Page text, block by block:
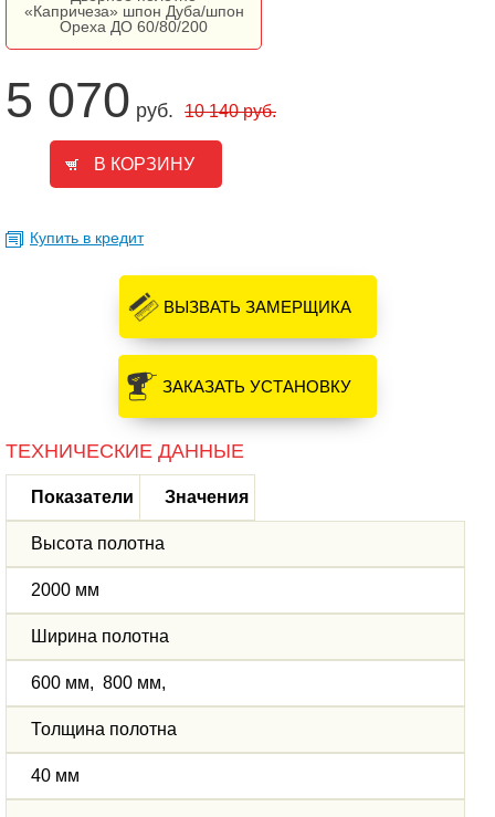
«Капричеза» шпон Дуба/шпон
Ореха ДО 60/80/200
5 070 руб. 10 140руб.
Купить в кредит
ВЫЗВАТЬ ЗАМЕРЩИКА
ЗАКАЗАТЬ УСТАНОВКУ
ТЕХНИЧЕСКИЕ ДАННЫЕ
Показатели Значения
Высота полотна
2000 мм
Ширина полотна
600 мм, 800 мм,
Толщина полотна
40 мм